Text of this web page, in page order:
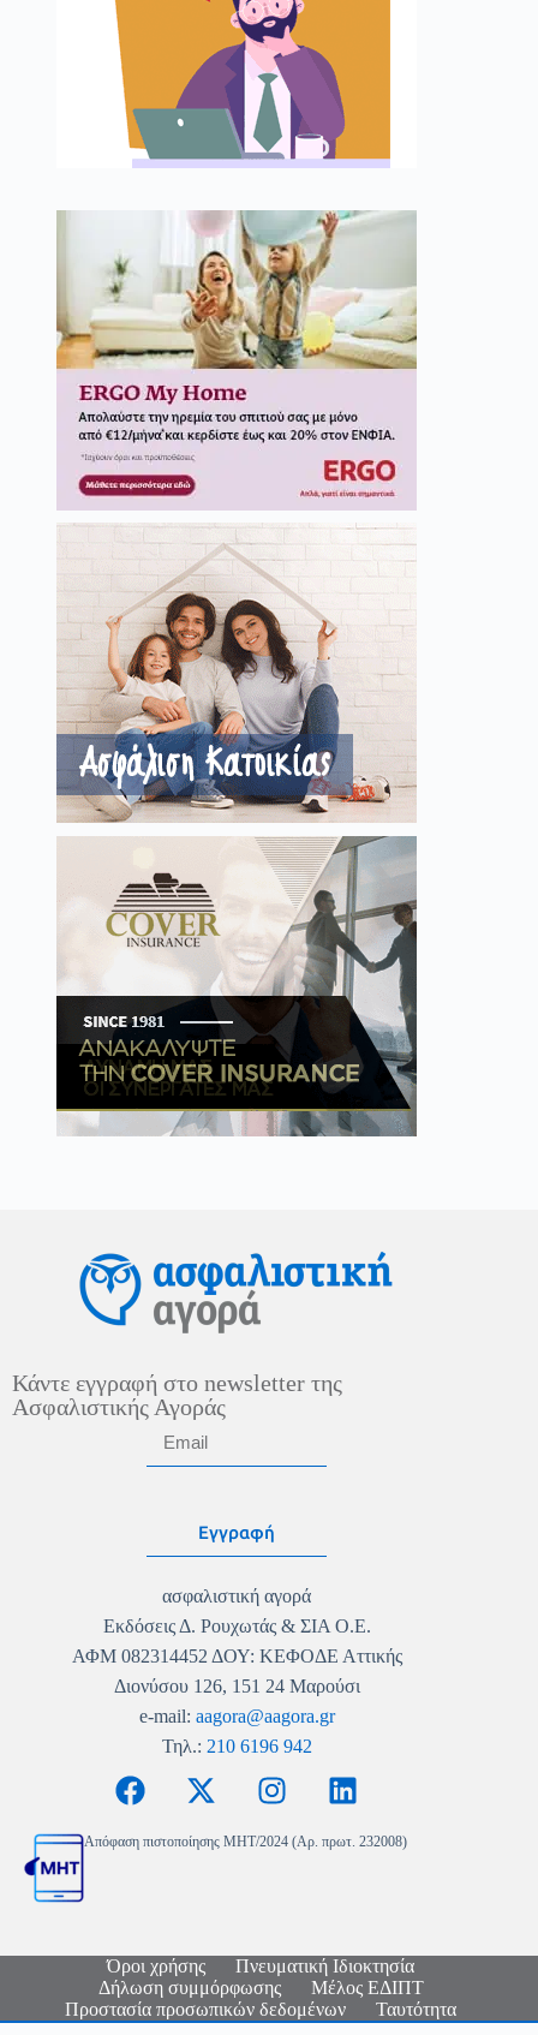
Κάντε εγγραφή στο newsletter της
Ασφαλιστικής Αγοράς
Εγγραφή
ασφαλιστική αγορά
Εκδόσεις Δ. Ρουχωτάς & ΣΙΑ Ο.Ε.
ΑΦΜ 082314452 ΔΟΥ: ΚΕΦΟΔΕ Αττικής
Διονύσου 126, 151 24 Μαρούσι
e-mail: aagora@aagora.gr
Τηλ.: 210 6196 942
Απόφαση πιστοποίησης MHT/2024 (Αρ. πρωτ. 232008)
Όροι χρήσης
Πνευματική Ιδιοκτησία
Δήλωση συμμόρφωσης
Μέλος ΕΔΙΠΤ
Προστασία προσωπικών δεδομένων
Ταυτότητα